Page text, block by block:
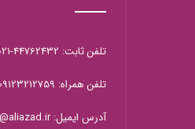
تلفن ثابت: 44762432-021
تلفن همراه: 09123212759
آدرس ایمیل: info@aliazad.ir